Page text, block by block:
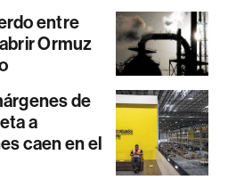
entre
Ormuz
de
a
caen en el